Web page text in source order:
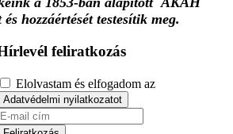
hozzáértését testesítik meg.
feliratkozás
Elolvastam és elfogadom az
Adatvédelmi nyilatkozatot